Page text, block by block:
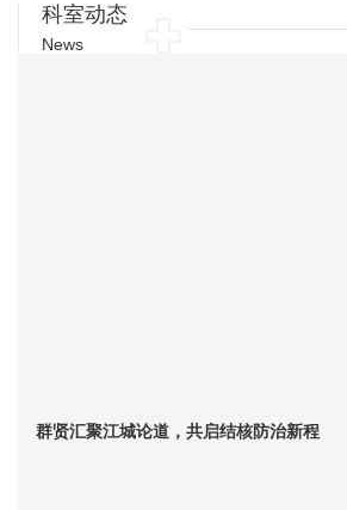
科室动态
News
群贤汇聚江城论道，共启结核防治新程